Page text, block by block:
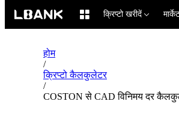
क्रिप्टो खरीदें
होम
/
क्रिप्टो कैलकुलेटर
/
COSTON से CAD विनिमय दर